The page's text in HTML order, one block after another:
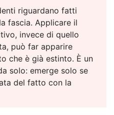
riguardano fatti
fascia. Applicare il
invece di quello
può far apparire
che è già estinto. È un
solo: emerge solo se
del fatto con la